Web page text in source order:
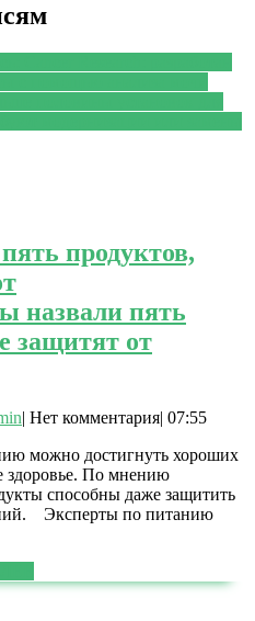
продуктов,
назвали пять
защитят от
| Нет комментария| 07:55
можно достигнуть хороших
здоровье. По мнению
способны даже защитить
Эксперты по питанию